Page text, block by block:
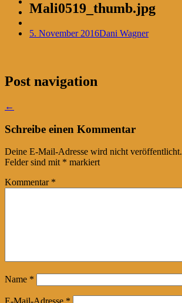
Mali0519_thumb.jpg
5. November 2016Dani Wagner
Post navigation
←
Schreibe einen Kommentar
Deine E-Mail-Adresse wird nicht veröffentlicht.
Felder sind mit * markiert
Kommentar *
Name *